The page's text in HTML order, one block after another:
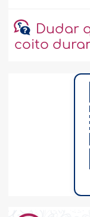
Dudar
coito